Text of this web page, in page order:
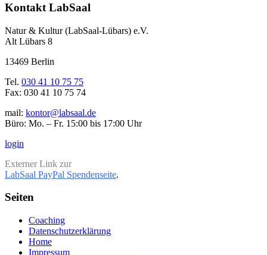
Kontakt LabSaal
Natur & Kultur (LabSaal-Lübars) e.V.
Alt Lübars 8
13469 Berlin
Tel. 030 41 10 75 75
Fax: 030 41 10 75 74
mail: kontor@labsaal.de
Büro: Mo. – Fr. 15:00 bis 17:00 Uhr
login
Externer Link zur
LabSaal PayPal Spendenseite.
Seiten
Coaching
Datenschutzerklärung
Home
Impressum